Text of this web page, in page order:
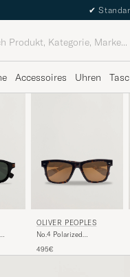
✔
Accessoires Uhren
OLIVER PEOPLES
No.4 Polarized
Tortoise
495€